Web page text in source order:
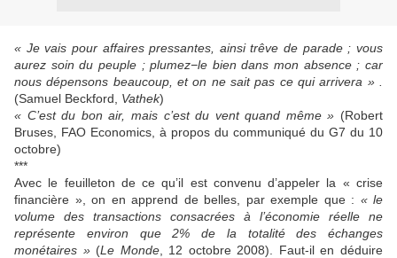
« Je vais pour affaires pressantes, ainsi trêve de parade ; vous
aurez soin du peuple ; plumez−le bien dans mon absence ; car
nous dépensons beaucoup, et on ne sait pas ce qui arrivera » .
(Samuel Beckford, Vathek)
« C’est du bon air, mais c’est du vent quand même » (Robert
Bruses, FAO Economics, à propos du communiqué du G7 du 10
octobre)
***
Avec le feuilleton de ce qu’il est convenu d’appeler la « crise
financière », on en apprend de belles, par exemple que : « le
volume des transactions consacrées à l’économie réelle ne
représente environ que 2% de la totalité des échanges
monétaires »(Le Monde, 12 octobre 2008). Faut-il en déduire